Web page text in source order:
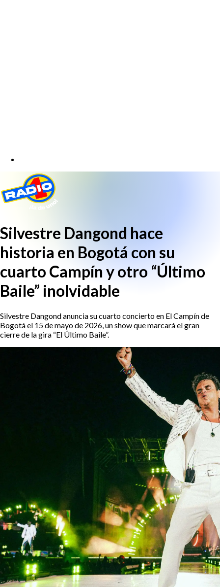
Silvestre Dangond hace
historia en Bogotá con su
cuarto Campín y otro “Último
Baile” inolvidable
Silvestre Dangond anuncia su cuarto concierto en El Campín de
Bogotá el 15 de mayo de 2026, un show que marcará el gran
cierre de la gira “El Último Baile”.